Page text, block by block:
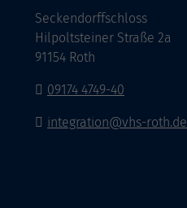
Seckendorffschloss
Hilpoltsteiner Straße 2a
91154 Roth
09174 4749-40
integration@vhs-roth.de